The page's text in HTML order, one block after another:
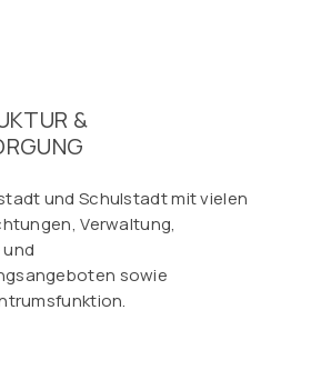
&
und Schulstadt mit vielen
Verwaltung,
sowie